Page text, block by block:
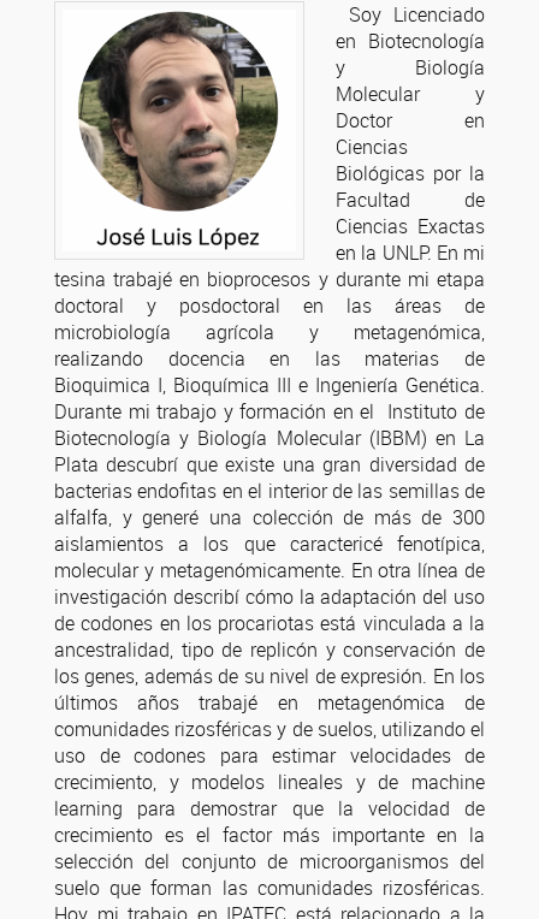
Soy Licenciado
en Biotecnología
y Biología
Molecular y
Doctor en
Ciencias
Biológicas por la
Facultad de
Ciencias Exactas
en la UNLP. En mi
tesina trabajé en bioprocesos y durante mi etapa
doctoral y posdoctoral en las áreas de
microbiología agrícola y metagenómica,
realizando docencia en las materias de
Bioquimica I, Bioquímica III e Ingeniería Genética.
Durante mi trabajo y formación en el Instituto de
Biotecnología y Biología Molecular (IBBM) en La
Plata descubrí que existe una gran diversidad de
bacterias endofitas en el interior de las semillas de
alfalfa, y generé una colección de más de 300
aislamientos a los que caractericé fenotípica,
molecular y metagenómicamente. En otra línea de
investigación describí cómo la adaptación del uso
de codones en los procariotas está vinculada a la
ancestralidad, tipo de replicón y conservación de
los genes, además de su nivel de expresión. En los
últimos años trabajé en metagenómica de
comunidades rizosféricas y de suelos, utilizando el
uso de codones para estimar velocidades de
crecimiento, y modelos lineales y de machine
learning para demostrar que la velocidad de
crecimiento es el factor más importante en la
selección del conjunto de microorganismos del
suelo que forman las comunidades rizosféricas.